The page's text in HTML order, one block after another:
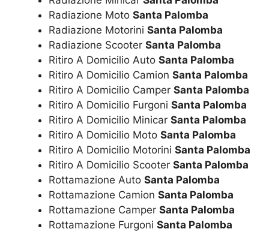
Radiazione Moto Santa Palomba
Radiazione Motorini Santa Palomba
Radiazione Scooter Santa Palomba
Ritiro A Domicilio Auto Santa Palomba
Ritiro A Domicilio Camion Santa Palomba
Ritiro A Domicilio Camper Santa Palomba
Ritiro A Domicilio Furgoni Santa Palomba
Ritiro A Domicilio Minicar Santa Palomba
Ritiro A Domicilio Moto Santa Palomba
Ritiro A Domicilio Motorini Santa Palomba
Ritiro A Domicilio Scooter Santa Palomba
Rottamazione Auto Santa Palomba
Rottamazione Camion Santa Palomba
Rottamazione Camper Santa Palomba
Rottamazione Furgoni Santa Palomba